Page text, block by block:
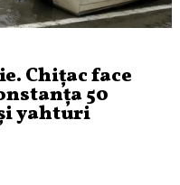
Chițac face
50
yahturi